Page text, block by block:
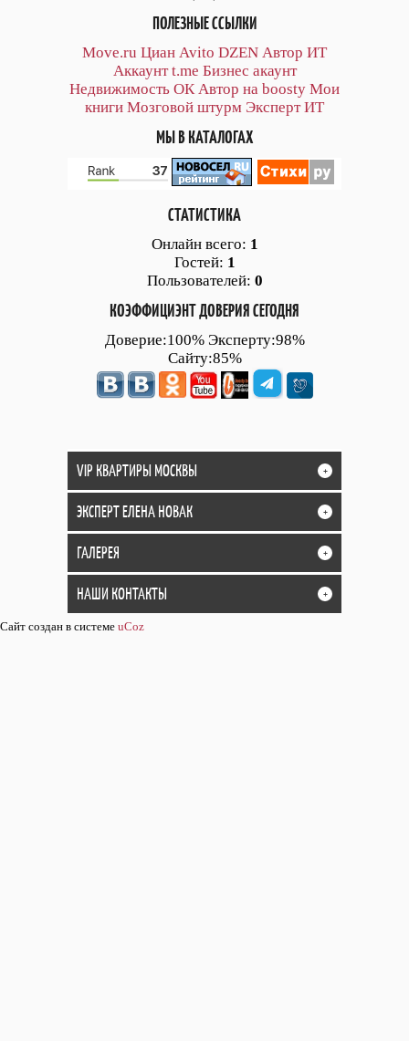
ПОЛЕЗНЫЕ ССЫЛКИ
Move.ru Циан Avito DZEN Автор ИТ
Аккаунт t.me Бизнес акаунт
Недвижимость ОК Автор на boosty Мои
книги Мозговой штурм Эксперт ИТ
МЫ В КАТАЛОГАХ
СТАТИСТИКА
Онлайн всего: 1
Гостей: 1
Пользователей: 0
КОЭФФИЦИЭНТ ДОВЕРИЯ СЕГОДНЯ
Доверие:100% Эксперту:98%
Сайту:85%
VIP КВАРТИРЫ МОСКВЫ +
ЭКСПЕРТ ЕЛЕНА НОВАК +
ГАЛЕРЕЯ +
НАШИ КОНТАКТЫ +
Сайт создан в системе uCoz